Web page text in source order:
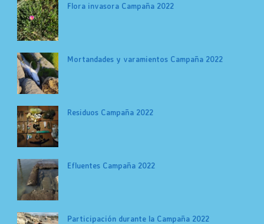
Flora invasora Campaña 2022
Mortandades y varamientos Campaña 2022
Residuos Campaña 2022
Efluentes Campaña 2022
Participación durante la Campaña 2022